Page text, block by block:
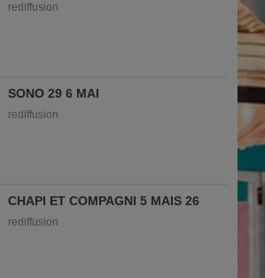
rediffusion
SONO 29 6 MAI
rediffusion
CHAPI ET COMPAGNI 5 MAIS 26
rediffusion